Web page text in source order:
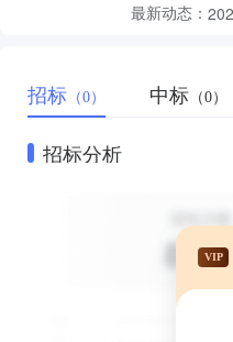
最新动态：
招标 （0） 中标 （0）
招标分析
VIP